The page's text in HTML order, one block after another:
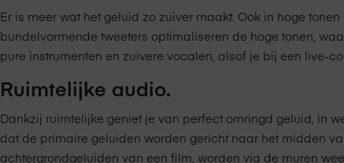
Er is meer wat het geluid zo zuiver maakt. Ook in hoge
bundelvormende tweeters optimaliseren de hoge tonen,
pure instrumenten en zuivere vocalen, alsof je bij een live-
Ruimtelijke audio.
Dankzij ruimtelijke geniet je van perfect omringd geluid, in
dat de primaire geluiden worden gericht naar het midden
achtergrondgeluiden van een film, worden via de muren